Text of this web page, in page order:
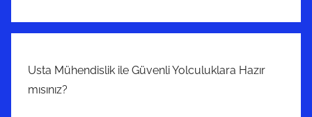
Usta Mühendislik ile Güvenli Yolculuklara Hazır
mısınız?